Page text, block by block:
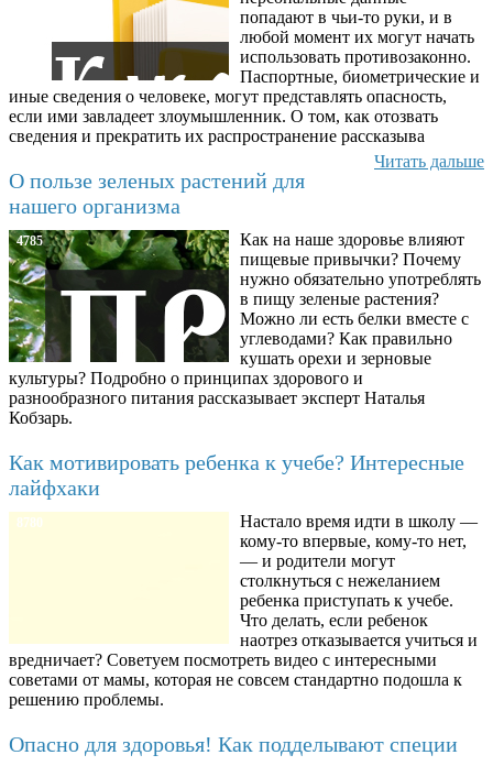
попадают в чьи-то руки, и в
любой момент их могут начать
использовать противозаконно.
Паспортные, биометрические и
иные сведения о человеке, могут представлять опасность,
если ими завладеет злоумышленник. О том, как отозвать
сведения и прекратить их распространение рассказыва
Читать дальше
О пользе зеленых растений для
нашего организма
4785
Как на наше здоровье влияют
пищевые привычки? Почему
нужно обязательно употреблять
в пищу зеленые растения?
Можно ли есть белки вместе с
углеводами? Как правильно
кушать орехи и зерновые
культуры? Подробно о принципах здорового и
разнообразного питания рассказывает эксперт Наталья
Кобзарь.
Как мотивировать ребенка к учебе? Интересные
лайфхаки
8780
Настало время идти в школу —
кому-то впервые, кому-то нет,
— и родители могут
столкнуться с нежеланием
ребенка приступать к учебе.
Что делать, если ребенок
наотрез отказывается учиться и
вредничает? Советуем посмотреть видео с интересными
советами от мамы, которая не совсем стандартно подошла к
решению проблемы.
Опасно для здоровья! Как подделывают специи